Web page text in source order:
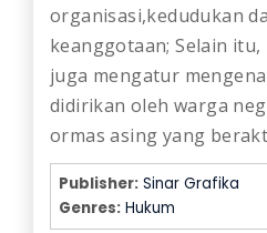
organisasi,kedudukan
keanggotaan; Selain
juga mengatur
didirikan oleh warga
ormas asing yang
Publisher: Sinar Grafika
Genres: Hukum